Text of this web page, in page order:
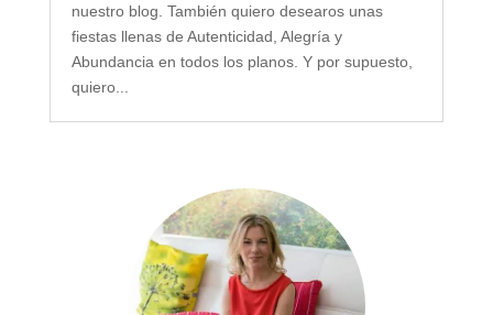
nuestro blog. También quiero desearos unas
fiestas llenas de Autenticidad, Alegría y
Abundancia en todos los planos. Y por supuesto,
quiero...